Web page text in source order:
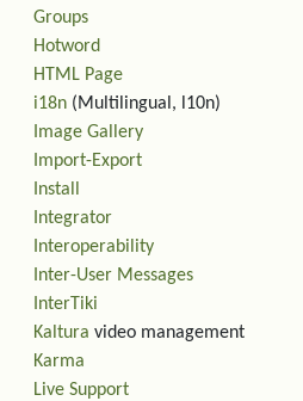
Groups
Hotword
HTML Page
i18n (Multilingual, l10n)
Image Gallery
Import-Export
Install
Integrator
Interoperability
Inter-User Messages
InterTiki
Kaltura video management
Karma
Live Support